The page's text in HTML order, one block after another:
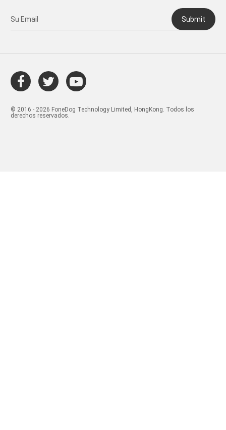
Submit
© 2016 - 2026 FoneDog Technology Limited, HongKong. Todos los
derechos reservados.